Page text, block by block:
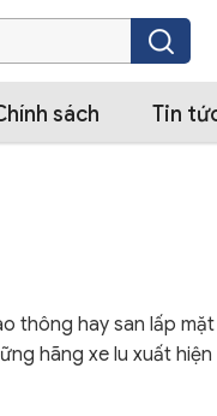
sách Tin
thông hay san lấp
hãng xe lu xuất hiện